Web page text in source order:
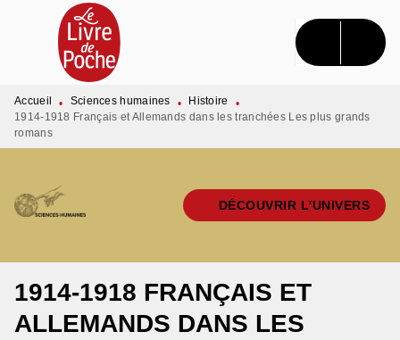
MENU RECHERCHE CONTENU
PIED DE PAGE
Accueil • Sciences humaines • Histoire
•
1914-1918 Français et Allemands dans les tranchées Les plus grands
romans
DÉCOUVRIR L'UNIVERS
1914-1918 FRANÇAIS ET
ALLEMANDS DANS LES